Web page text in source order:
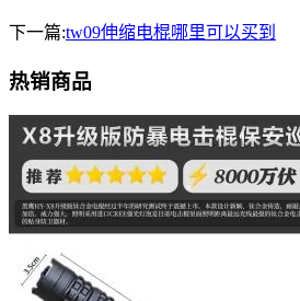
下一篇:tw09伸缩电棍哪里可以买到
热销商品